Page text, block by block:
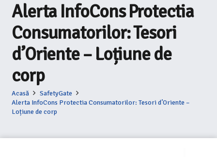
Alerta InfoCons Protectia
Consumatorilor: Tesori
d’Oriente – Loțiune de
corp
Acasă
SafetyGate
Alerta InfoCons Protectia Consumatorilor: Tesori d’Oriente –
Loțiune de corp